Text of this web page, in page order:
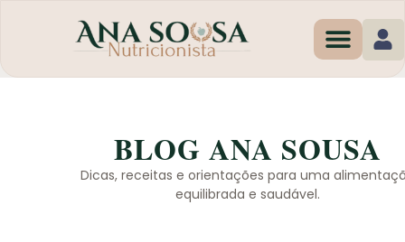
BLOG ANA SOUSA
Dicas, receitas e orientações para uma
equilibrada e saudável.